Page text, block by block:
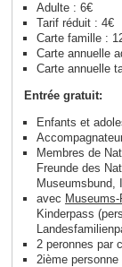
Adulte : 6€
Tarif réduit : 4€
Carte famille :
Carte annuelle
Carte annuelle
Entrée gratuit:
Enfants et
Membres de
Freunde des
Museumsbund,
avec
Kinderpass
2 peronnes par
2ième